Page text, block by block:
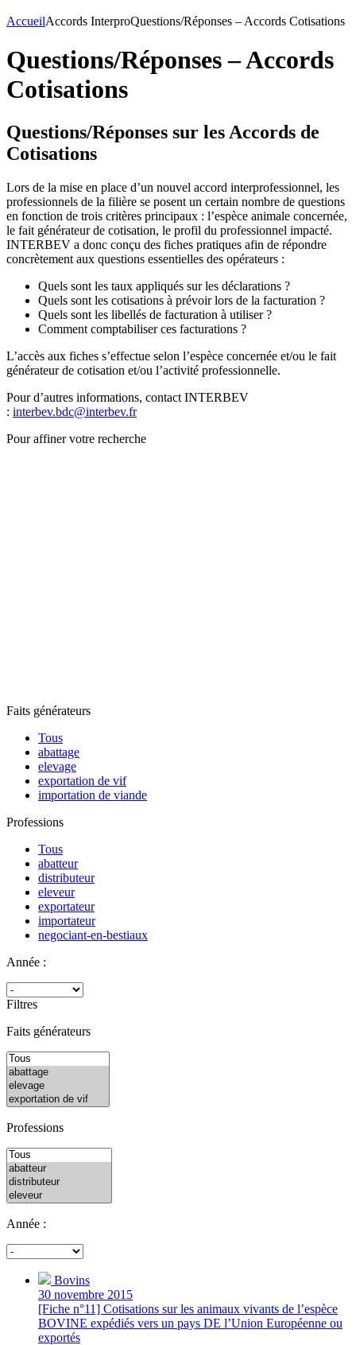
AccueilAccords InterproQuestions/Réponses – Accords Cotisations
Questions/Réponses – Accords
Cotisations
Questions/Réponses sur les Accords de
Cotisations
Lors de la mise en place d’un nouvel accord interprofessionnel, les
professionnels de la filière se posent un certain nombre de questions
en fonction de trois critères principaux : l’espèce animale concernée,
le fait générateur de cotisation, le profil du professionnel impacté.
INTERBEV a donc conçu des fiches pratiques afin de répondre
concrètement aux questions essentielles des opérateurs :
Quels sont les taux appliqués sur les déclarations ?
Quels sont les cotisations à prévoir lors de la facturation ?
Quels sont les libellés de facturation à utiliser ?
Comment comptabiliser ces facturations ?
L’accès aux fiches s’effectue selon l’espèce concernée et/ou le fait
générateur de cotisation et/ou l’activité professionnelle.
Pour d’autres informations, contact INTERBEV
: interbev.bdc@interbev.fr
Pour affiner votre recherche
Faits générateurs
Tous
abattage
elevage
exportation de vif
importation de viande
Professions
Tous
abatteur
distributeur
eleveur
exportateur
importateur
negociant-en-bestiaux
Année :
Filtres
Faits générateurs
Professions
Année :
Bovins
30 novembre 2015
[Fiche n°11] Cotisations sur les animaux vivants de l’espèce
BOVINE expédiés vers un pays DE l’Union Européenne ou
exportés